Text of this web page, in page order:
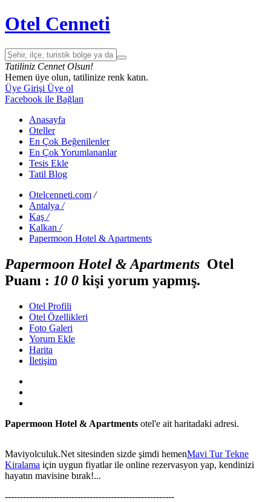
Otel Cenneti
Tatiliniz Cennet Olsun!
Hemen üye olun, tatilinize renk katın.
Üye Girişi Üye ol
Facebook ile Bağlan
Anasayfa
Oteller
En Çok Beğenilenler
En Çok Yorumlananlar
Tesis Ekle
Tatil Blog
Otelcenneti.com /
Antalya /
Kaş /
Kalkan /
Papermoon Hotel & Apartments
Papermoon Hotel & Apartments Otel
Puanı : 10 0 kişi yorum yapmış.
Otel Profili
Otel Özellikleri
Foto Galeri
Yorum Ekle
Harita
İletişim
Papermoon Hotel & Apartments otel'e ait haritadaki adresi.
This page can't load Google Maps correctly.
Maviyolculuk.Net sitesinden sizde şimdi hemenMavi Tur Tekne
Kiralama için uygun fiyatlar ile online rezervasyon yap, kendinizi
hayatın mavisine bırak!...
--------------------------------------------------------